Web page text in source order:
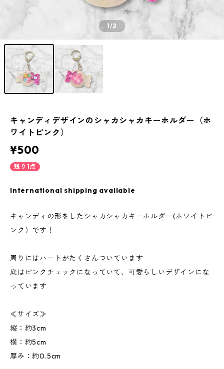
1/2
キャンディデザインのシャカシャカキーホルダー（ホ
ワイトピンク）
¥500
残り1点
International shipping available
キャンディの形をしたシャカシャカキーホルダー(ホワイトピ
ンク）です！
周りにはハートがたくさんついています
底はピンクチェックになっていて、可愛らしいデザインにな
っています
≪サイズ≫
縦：約3cm
横：約5cm
厚み：約0.5cm